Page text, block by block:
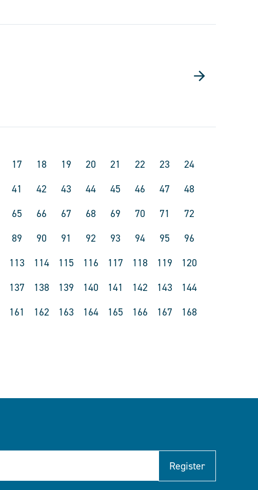
17 18 19 20 21 22 23
24
41 42 43 44 45 46 47
48
65 66 67 68 69 70 71
72
89 90 91 92 93 94 95
96
113 114 115 116 117 118 119
120
137 138 139 140 141 142 143
144
161 162 163 164 165 166 167
168
Register